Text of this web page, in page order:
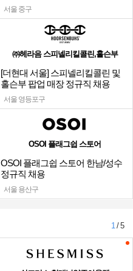
서울 중구
㈜헤라음 스피넬리킬콜린,홀슨부
[더현대 서울] 스피넬리킬콜린 및
홀슨부 팝업 매장 정규직 채용
서울 영등포구
OSOI 플래그쉽 스토어
OSOI 플래그쉽 스토어 한남/성수
정규직 채용
서울 용산구
1/ 5